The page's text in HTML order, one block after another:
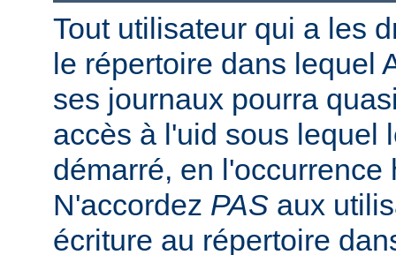
Tout utilisateur qui a les
le répertoire dans lequel
ses journaux pourra
accès à l'uid sous lequel
démarré, en
N'accordez PAS aux
écriture au répertoire